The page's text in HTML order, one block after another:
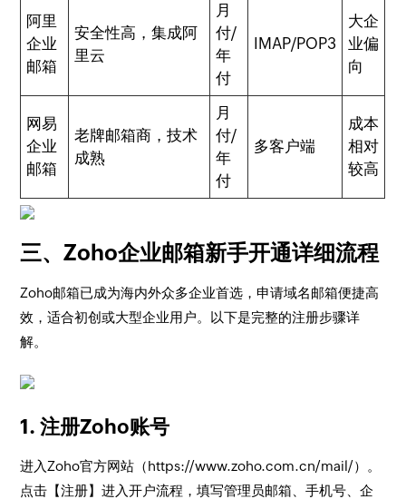
阿里
企业
邮箱
安全性高，集成阿
里云
月
付/
年
付
IMAP/POP3
大企
业偏
向
网易
企业
邮箱
老牌邮箱商，技术
成熟
月
付/
年
付
多客户端
成本
相对
较高
三、Zoho企业邮箱新手开通详细流程
Zoho邮箱已成为海内外众多企业首选，申请域名邮箱便捷高
效，适合初创或大型企业用户。以下是完整的注册步骤详
解。
1. 注册Zoho账号
进入Zoho官方网站（https://www.zoho.com.cn/mail/）。
点击【注册】进入开户流程，填写管理员邮箱、手机号、企